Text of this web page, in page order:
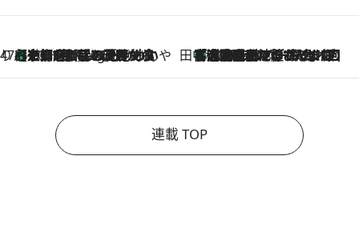
47都道府県の手みやげ ひんやりスイーツで夏を満喫
10 Hours Ago
【京都府】この夏絶対食べたい 冷やしておいしいおやつ3選 ひと口目から心を掴む新緑のテリーヌ 田中稲の勝手に再ブーム
2026.8.7
「湘南乃風に憧れて」観客大盛上がりの“タオル回し”に、ラッパー顔負けの高速歌唱まで…さだまさし（74）のアグレッシブすぎる現在地
連載 TOP